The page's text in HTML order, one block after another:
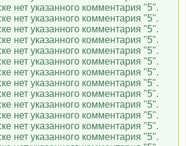
нет указанного комментария "5".
нет указанного комментария "5".
нет указанного комментария "5".
нет указанного комментария "5".
нет указанного комментария "5".
нет указанного комментария "5".
нет указанного комментария "5".
нет указанного комментария "5".
нет указанного комментария "5".
нет указанного комментария "5".
нет указанного комментария "5".
нет указанного комментария "5".
нет указанного комментария "5".